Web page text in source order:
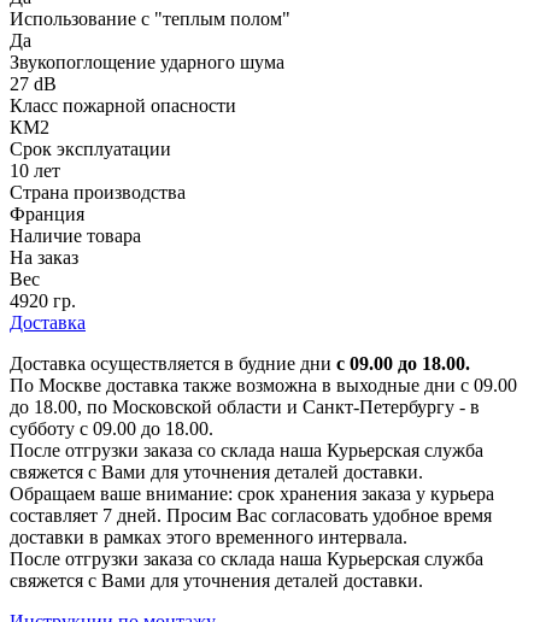
Использование с "теплым полом"
Да
Звукопоглощение ударного шума
27 dB
Класс пожарной опасности
КМ2
Срок эксплуатации
10 лет
Страна производства
Франция
Наличие товара
На заказ
Вес
4920 гр.
Доставка
Доставка осуществляется в будние дни с 09.00 до 18.00.
По Москве доставка также возможна в выходные дни с 09.00
до 18.00, по Московской области и Санкт-Петербургу - в
субботу с 09.00 до 18.00.
После отгрузки заказа со склада наша Курьерская служба
свяжется с Вами для уточнения деталей доставки.
Обращаем ваше внимание: срок хранения заказа у курьера
составляет 7 дней. Просим Вас согласовать удобное время
доставки в рамках этого временного интервала.
После отгрузки заказа со склада наша Курьерская служба
свяжется с Вами для уточнения деталей доставки.